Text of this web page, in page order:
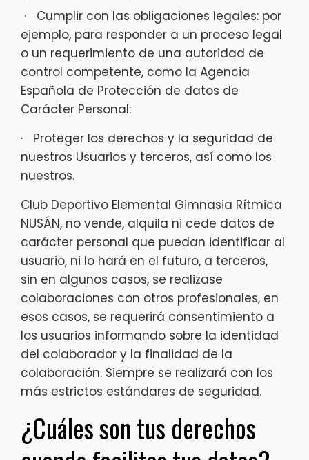
· Cumplir con las obligaciones legales: por
ejemplo, para responder a un proceso legal
o un requerimiento de una autoridad de
control competente, como la Agencia
Española de Protección de datos de
Carácter Personal:
· Proteger los derechos y la seguridad de
nuestros Usuarios y terceros, así como los
nuestros.
Club Deportivo Elemental Gimnasia Rítmica
NUSÁN, no vende, alquila ni cede datos de
carácter personal que puedan identificar al
usuario, ni lo hará en el futuro, a terceros,
sin en algunos casos, se realizase
colaboraciones con otros profesionales, en
esos casos, se requerirá consentimiento a
los usuarios informando sobre la identidad
del colaborador y la finalidad de la
colaboración. Siempre se realizará con los
más estrictos estándares de seguridad.
¿Cuáles son tus derechos